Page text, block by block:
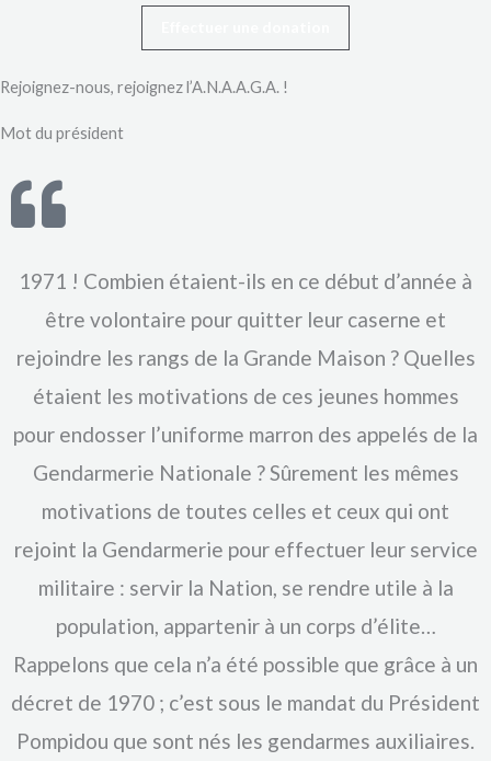
Rejoignez-nous, rejoignez l’A.N.A.A.G.A. !
Mot du président
1971 ! Combien étaient-ils en ce début d’année à
être volontaire pour quitter leur caserne et
rejoindre les rangs de la Grande Maison ? Quelles
étaient les motivations de ces jeunes hommes
pour endosser l’uniforme marron des appelés de la
Gendarmerie Nationale ? Sûrement les mêmes
motivations de toutes celles et ceux qui ont
rejoint la Gendarmerie pour effectuer leur service
militaire : servir la Nation, se rendre utile à la
population, appartenir à un corps d’élite…
Rappelons que cela n’a été possible que grâce à un
décret de 1970 ; c’est sous le mandat du Président
Pompidou que sont nés les gendarmes auxiliaires.